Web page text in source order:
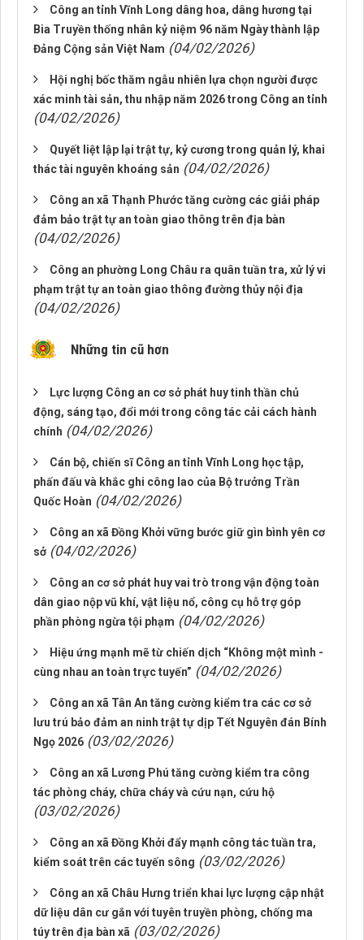
Công an tỉnh Vĩnh Long dâng hoa, dâng hương tại
Bia Truyền thống nhân kỷ niệm 96 năm Ngày thành lập
Đảng Cộng sản Việt Nam (04/02/2026)
Hội nghị bốc thăm ngẫu nhiên lựa chọn người được
xác minh tài sản, thu nhập năm 2026 trong Công an tỉnh
(04/02/2026)
Quyết liệt lập lại trật tự, kỷ cương trong quản lý, khai
thác tài nguyên khoáng sản (04/02/2026)
Công an xã Thạnh Phước tăng cường các giải pháp
đảm bảo trật tự an toàn giao thông trên địa bàn
(04/02/2026)
Công an phường Long Châu ra quân tuần tra, xử lý vi
phạm trật tự an toàn giao thông đường thủy nội địa
(04/02/2026)
Những tin cũ hơn
Lực lượng Công an cơ sở phát huy tinh thần chủ
động, sáng tạo, đổi mới trong công tác cải cách hành
chính (04/02/2026)
Cán bộ, chiến sĩ Công an tỉnh Vĩnh Long học tập,
phấn đấu và khắc ghi công lao của Bộ trưởng Trần
Quốc Hoàn (04/02/2026)
Công an xã Đồng Khởi vững bước giữ gìn bình yên cơ
sở (04/02/2026)
Công an cơ sở phát huy vai trò trong vận động toàn
dân giao nộp vũ khí, vật liệu nổ, công cụ hỗ trợ góp
phần phòng ngừa tội phạm (04/02/2026)
Hiệu ứng mạnh mẽ từ chiến dịch “Không một mình -
cùng nhau an toàn trực tuyến” (04/02/2026)
Công an xã Tân An tăng cường kiểm tra các cơ sở
lưu trú bảo đảm an ninh trật tự dịp Tết Nguyên đán Bính
Ngọ 2026 (03/02/2026)
Công an xã Lương Phú tăng cường kiểm tra công
tác phòng cháy, chữa cháy và cứu nạn, cứu hộ
(03/02/2026)
Công an xã Đồng Khởi đẩy mạnh công tác tuần tra,
kiểm soát trên các tuyến sông (03/02/2026)
Công an xã Châu Hưng triển khai lực lượng cập nhật
dữ liệu dân cư gắn với tuyên truyền phòng, chống ma
túy trên địa bàn xã (03/02/2026)